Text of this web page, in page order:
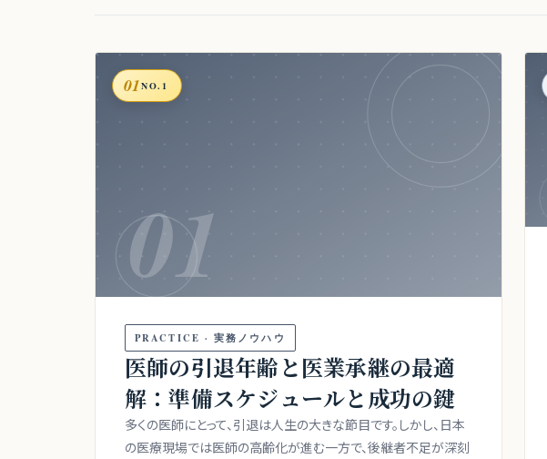
01
01NO.1
PRACTICE · 実務ノウハウ
医師の引退年齢と医業承継の最適
解：準備スケジュールと成功の鍵
多くの医師にとって、引退は人生の大きな節目です。しかし、日本
の医療現場では医師の高齢化が進む一方で、後継者不足が深刻